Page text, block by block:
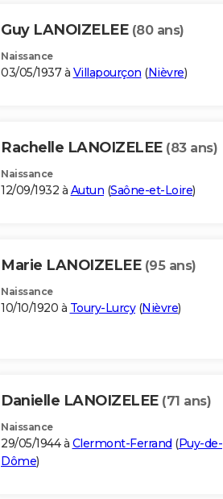
Guy LANOIZELEE (80 ans)
Naissance
03/05/1937 à Villapourçon (Nièvre)
Rachelle LANOIZELEE (83 ans)
Naissance
12/09/1932 à Autun (Saône-et-Loire)
Marie LANOIZELEE (95 ans)
Naissance
10/10/1920 à Toury-Lurcy(Nièvre)
Danielle LANOIZELEE (71 ans)
Naissance
29/05/1944 à Clermont-Ferrand (Puy-de-
Dôme)